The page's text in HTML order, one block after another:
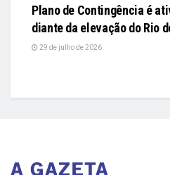
Plano de Contingência é
diante da elevação do Rio
29 de julho de 2026